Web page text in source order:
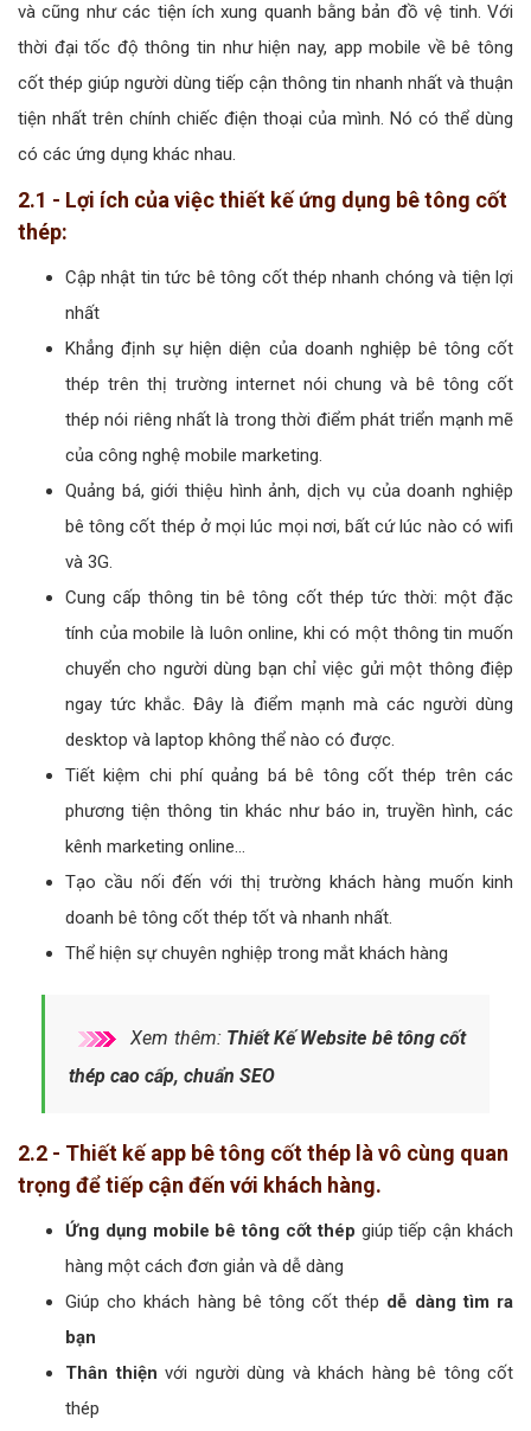
và cũng như các tiện ích xung quanh bằng bản đồ vệ tinh. Với
thời đại tốc độ thông tin như hiện nay, app mobile về bê tông
cốt thép giúp người dùng tiếp cận thông tin nhanh nhất và thuận
tiện nhất trên chính chiếc điện thoại của mình. Nó có thể dùng
có các ứng dụng khác nhau.
2.1 - Lợi ích của việc thiết kế ứng dụng bê tông cốt
thép:
Cập nhật tin tức bê tông cốt thép nhanh chóng và tiện lợi
nhất
Khẳng định sự hiện diện của doanh nghiệp bê tông cốt
thép trên thị trường internet nói chung và bê tông cốt
thép nói riêng nhất là trong thời điểm phát triển mạnh mẽ
của công nghệ mobile marketing.
Quảng bá, giới thiệu hình ảnh, dịch vụ của doanh nghiệp
bê tông cốt thép ở mọi lúc mọi nơi, bất cứ lúc nào có wifi
và 3G.
Cung cấp thông tin bê tông cốt thép tức thời: một đặc
tính của mobile là luôn online, khi có một thông tin muốn
chuyển cho người dùng bạn chỉ việc gửi một thông điệp
ngay tức khắc. Đây là điểm mạnh mà các người dùng
desktop và laptop không thể nào có được.
Tiết kiệm chi phí quảng bá bê tông cốt thép trên các
phương tiện thông tin khác như báo in, truyền hình, các
kênh marketing online…
Tạo cầu nối đến với thị trường khách hàng muốn kinh
doanh bê tông cốt thép tốt và nhanh nhất.
Thể hiện sự chuyên nghiệp trong mắt khách hàng
Xem thêm: Thiết Kế Website bê tông cốt
thép cao cấp, chuẩn SEO
2.2 - Thiết kế app bê tông cốt thép là vô cùng quan
trọng để tiếp cận đến với khách hàng.
Ứng dụng mobile bê tông cốt thép giúp tiếp cận khách
hàng một cách đơn giản và dễ dàng
Giúp cho khách hàng bê tông cốt thép dễ dàng tìm ra
bạn
Thân thiện với người dùng và khách hàng bê tông cốt
thép